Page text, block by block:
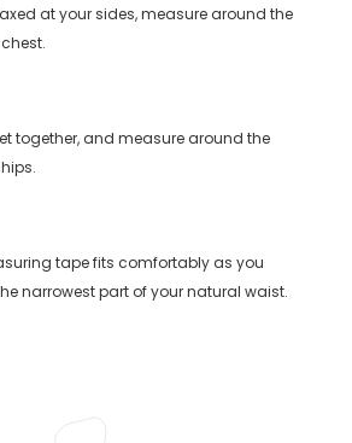
at your sides, measure around the
together, and measure around the
tape fits comfortably as you
narrowest part of your natural waist.